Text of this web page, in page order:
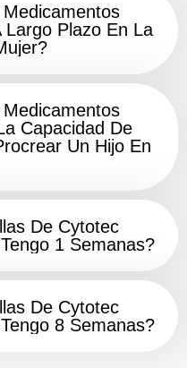
Largo Plazo En La
Capacidad De
Un Hijo En
De Cytotec
1 Semanas?
De Cytotec
8 Semanas?